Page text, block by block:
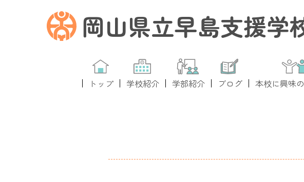
岡山県立早島支援学
トップ 学校紹介 学部紹介 ブログ 本校に興味